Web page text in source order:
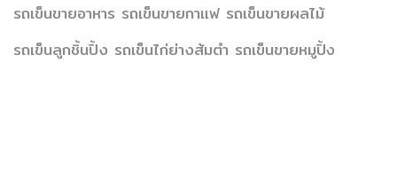
รถเข็นขายอาหาร รถเข็นขายกาแฟ รถเข็นขายผลไม้
รถเข็นลูกชิ้นปิ้ง รถเข็นไก่ย่างส้มตำ รถเข็นขายหมูปิ้ง